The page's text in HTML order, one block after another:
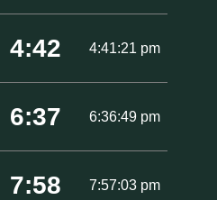
4:42 4:41:21 pm
6:37 6:36:49 pm
7:58 7:57:03 pm